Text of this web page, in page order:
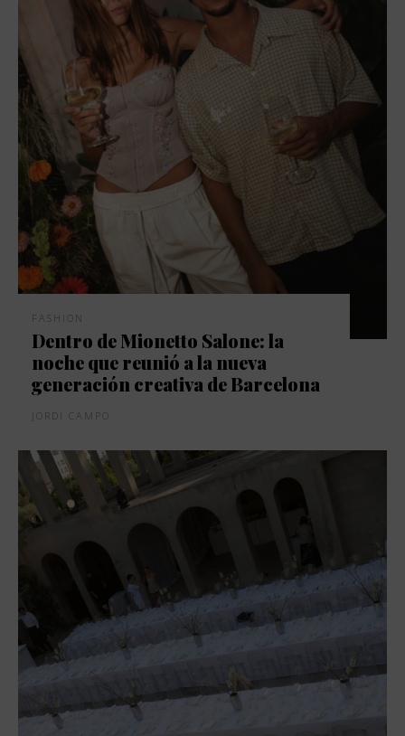
FASHION
Dentro de Mionetto Salone: la
noche que reunió a la nueva
generación creativa de Barcelona
JORDI CAMPO